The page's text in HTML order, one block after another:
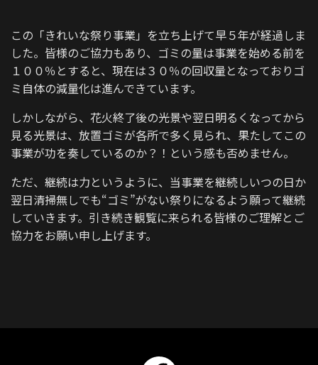
この「きれいな祭り事業」を立ち上げて早５年が経過しま
した。皆様のご協力もあり、ゴミの量は事業を始める前を
１００％とすると、現在は３０％の回収量となっておりゴ
ミ自体の減量化は進んできています。
しかしながら、花火終了後の光景や翌日明るくなってから
見る光景は、放置ゴミが各所で多く見られ、果たしてこの
事業が功を奏しているのか？！という感も否めません。
ただ、継続は力というように、当事業を継続しいつの日か
翌日清掃無しでも“ゴミ”がない祭りになるよう願って継続
していきます。引き続き観覧に来られる皆様のご理解とご
協力をお願い申し上げます。